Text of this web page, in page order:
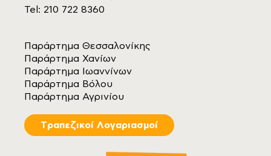
Tel: 210 722 8360
Παράρτημα Θεσσαλονίκης
Παράρτημα Χανίων
Παράρτημα Ιωαννίνων
Παράρτημα Βόλου
Παράρτημα Αγρινίου
Tραπεζικοί Λογαριασμοί